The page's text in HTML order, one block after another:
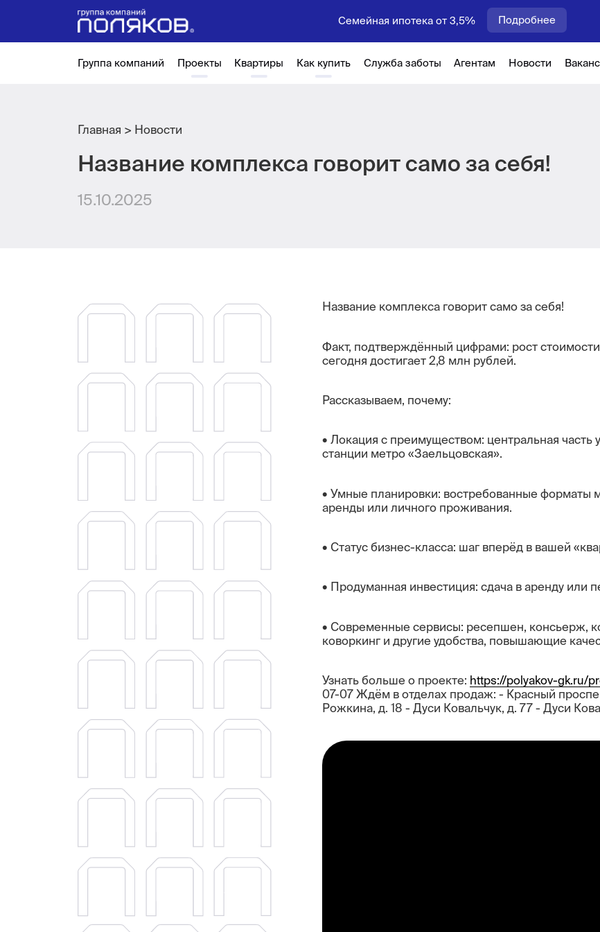
Семейная ипотека от 3,5% Подробнее
Группа компаний Проекты Квартиры Как купить Служба заботы Агентам Новости
Главная Новости
Название комплекса говорит само за себя!
15.10.2025
Название комплекса говорит само за себя!
Факт, подтверждённый цифрами: рост
сегодня достигает 2,8 млн рублей.
Рассказываем, почему:
• Локация с преимуществом: центральная часть
станции метро «Заельцовская».
• Умные планировки: востребованные
аренды или личного проживания.
• Статус бизнес-класса: шаг вперёд в вашей
• Продуманная инвестиция: сдача в аренду
• Современные сервисы: ресепшен, консьерж,
коворкинг и другие удобства, повышающие
Узнать больше о проекте: https://polyakov-gk.ru/
07-07 Ждём в отделах продаж: - Красный
Рожкина, д. 18 - Дуси Ковальчук, д. 77 - Дуси